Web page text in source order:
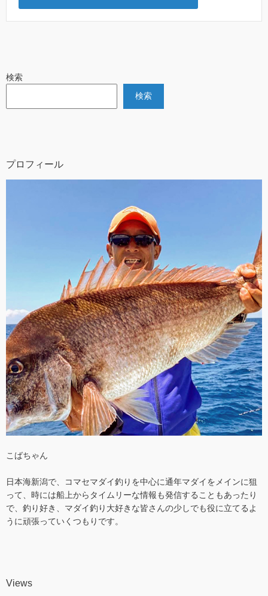
検索
検索
プロフィール
こばちゃん
日本海新潟で、コマセマダイ釣りを中心に通年マダイをメインに狙
って、時には船上からタイムリーな情報も発信することもあったり
で、釣り好き、マダイ釣り大好きな皆さんの少しでも役に立てるよ
うに頑張っていくつもりです。
Views